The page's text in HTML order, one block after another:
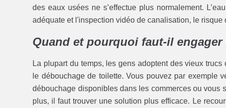
des eaux usées ne s’effectue plus normalement.
adéquate et l'inspection vidéo de canalisation, le risque
Quand et pourquoi faut-il
La plupart du temps, les gens adoptent des vieux
le débouchage de toilette. Vous pouvez par exemple
débouchage disponibles dans les commerces ou vous
plus, il faut trouver une solution plus efficace. Le